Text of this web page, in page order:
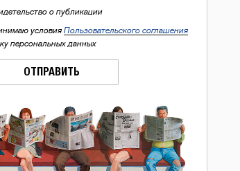
о публикации
условия Пользовательского соглашения
персональных данных
ОТПРАВИТЬ